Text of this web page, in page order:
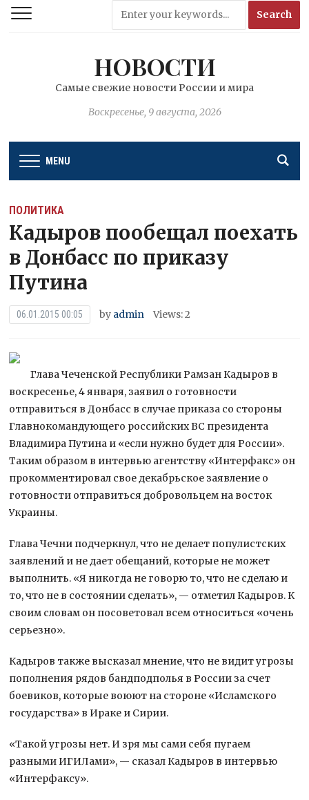
НОВОСТИ
Самые свежие новости России и мира
Воскресенье, 9 августа, 2026
MENU
ПОЛИТИКА
Кадыров пообещал поехать
в Донбасс по приказу
Путина
06.01.2015 00:05 by admin Views: 2
Глава Чеченской Республики Рамзан Кадыров в
воскресенье, 4 января, заявил о готовности
отправиться в Донбасс в случае приказа со стороны
Главнокомандующего российских ВС президента
Владимира Путина и «если нужно будет для России».
Таким образом в интервью агентству «Интерфакс» он
прокомментировал свое декабрьское заявление о
готовности отправиться добровольцем на восток
Украины.
Глава Чечни подчеркнул, что не делает популистских
заявлений и не дает обещаний, которые не может
выполнить. «Я никогда не говорю то, что не сделаю и
то, что не в состоянии сделать», — отметил Кадыров. К
своим словам он посоветовал всем относиться «очень
серьезно».
Кадыров также высказал мнение, что не видит угрозы
пополнения рядов бандподполья в России за счет
боевиков, которые воюют на стороне «Исламского
государства» в Ираке и Сирии.
«Такой угрозы нет. И зря мы сами себя пугаем
разными ИГИЛами», — сказал Кадыров в интервью
«Интерфаксу».